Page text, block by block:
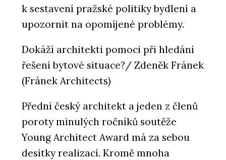
k sestavení pražské politiky bydlení a
upozornit na opomíjené problémy.
Dokáží architekti pomoci při hledání
řešení bytové situace?/ Zdeněk Fránek
(Fránek Architects)
Přední český architekt a jeden z členů
poroty minulých ročníků soutěže
Young Architect Award má za sebou
desítky realizací. Kromě mnoha